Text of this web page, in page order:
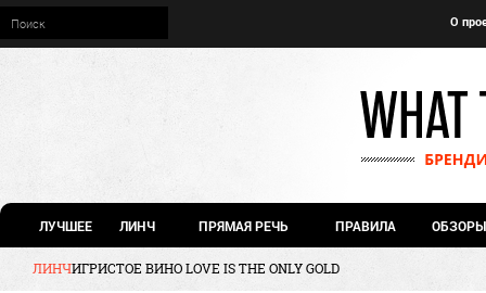
О
ЛУЧШЕЕ ЛИНЧ ПРЯМАЯ РЕЧЬ ПРАВИЛА ОБЗОРЫ
ЛИНЧИГРИСТОЕ ВИНО LOVE IS THE ONLY GOLD